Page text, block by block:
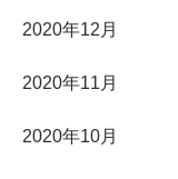
2020年12月
2020年11月
2020年10月